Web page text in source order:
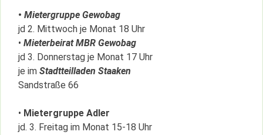
• Mietergruppe Gewobag
jd 2. Mittwoch je Monat 18 Uhr
• Mieterbeirat MBR Gewobag
jd 3. Donnerstag je Monat 17 Uhr
je im Stadtteilladen Staaken
Sandstraße 66
• Mietergruppe Adler
jd. 3. Freitag im Monat 15-18 Uhr